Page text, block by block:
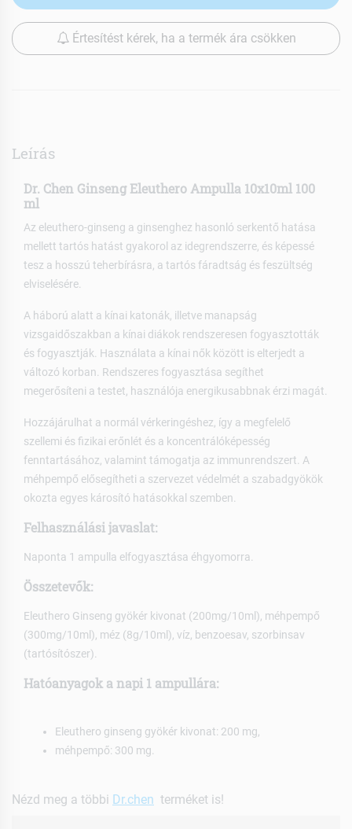
Értesítést kérek, ha a termék ára csökken
Leírás
Dr. Chen Ginseng Eleuthero Ampulla 10x10ml 100
ml
Az eleuthero-ginseng a ginsenghez hasonló serkentő hatása
mellett tartós hatást gyakorol az idegrendszerre, és képessé
tesz a hosszú teherbírásra, a tartós fáradtság és feszültség
elviselésére.
A háború alatt a kínai katonák, illetve manapság
vizsgaidőszakban a kínai diákok rendszeresen fogyasztották
és fogyasztják. Használata a kínai nők között is elterjedt a
változó korban. Rendszeres fogyasztása segíthet
megerősíteni a testet, használója energikusabbnak érzi magát.
Hozzájárulhat a normál vérkeringéshez, így a megfelelő
szellemi és fizikai erőnlét és a koncentrálóképesség
fenntartásához, valamint támogatja az immunrendszert. A
méhpempő elősegítheti a szervezet védelmét a szabadgyökök
okozta egyes károsító hatásokkal szemben.
Felhasználási javaslat:
Naponta 1 ampulla elfogyasztása éhgyomorra.
Összetevők:
Eleuthero Ginseng gyökér kivonat (200mg/10ml), méhpempő
(300mg/10ml), méz (8g/10ml), víz, benzoesav, szorbinsav
(tartósítószer).
Hatóanyagok a napi 1 ampullára:
Eleuthero ginseng gyökér kivonat: 200 mg,
méhpempő: 300 mg.
Nézd meg a többi Dr.chen terméket is!